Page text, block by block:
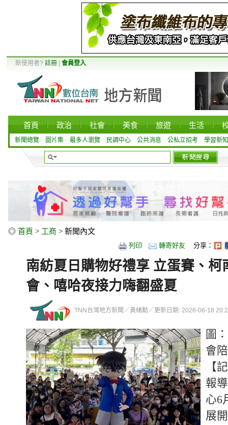
新使用者? 註冊 會員登入
首頁 政治 社會 美食 旅遊 生活
新聞總覽 圖片集 最多人瀏覽 民調中心 公共消息 公私立招考 學習新知
◎ 首頁 > 工商 > 新聞內文
列印 轉寄好友 分享：
南紡夏日購物好禮享 立蛋賽、柯
會、嘻哈夜接力嗨翻盛夏
TNN台灣地方新聞／黃緒勳／更新日期: 2026-06-18
圖
會
【
報
心6
展